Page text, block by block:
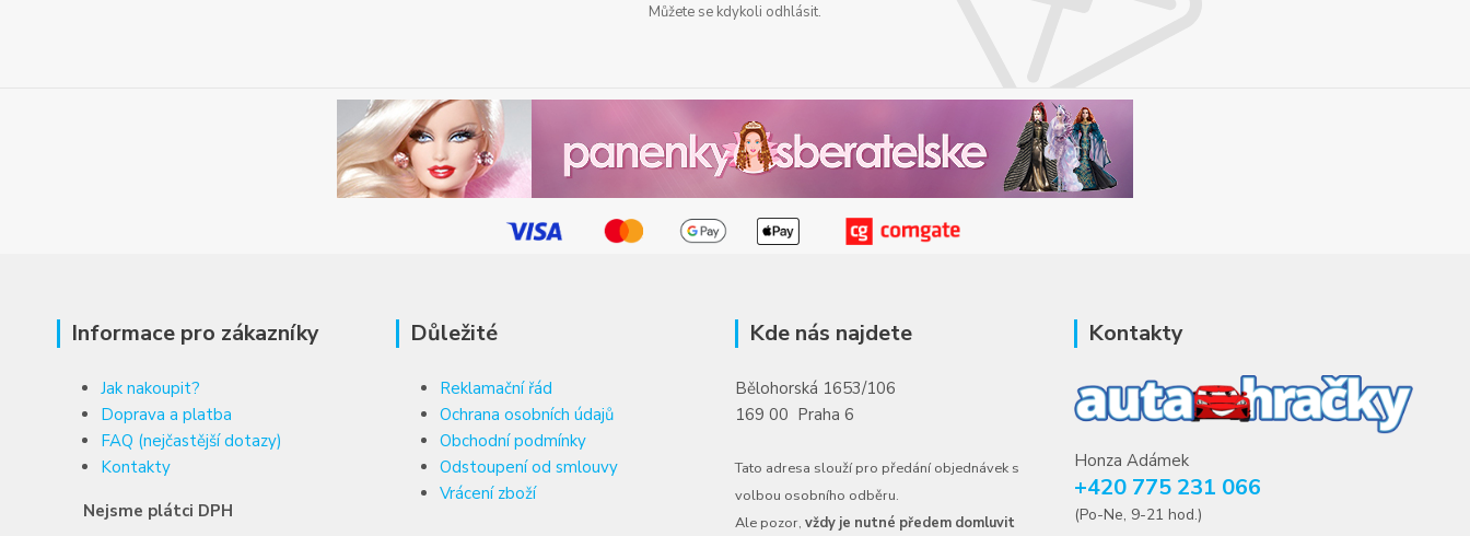
Můžete se kdykoli odhlásit.
Informace pro zákazníky
Jak nakoupit?
Doprava a platba
FAQ (nejčastější dotazy)
Kontakty
Nejsme plátci DPH
Důležité
Reklamační řád
Ochrana osobních údajů
Obchodní podmínky
Odstoupení od smlouvy
Vrácení zboží
Kde nás najdete
Bělohorská 1653/106
169 00 Praha 6
Tato adresa slouží pro předání objednávek s
volbou osobního odběru.
Ale pozor, vždy je nutné předem domluvit
Kontakty
Honza Adámek
+420 775 231 066
(Po-Ne, 9-21 hod.)